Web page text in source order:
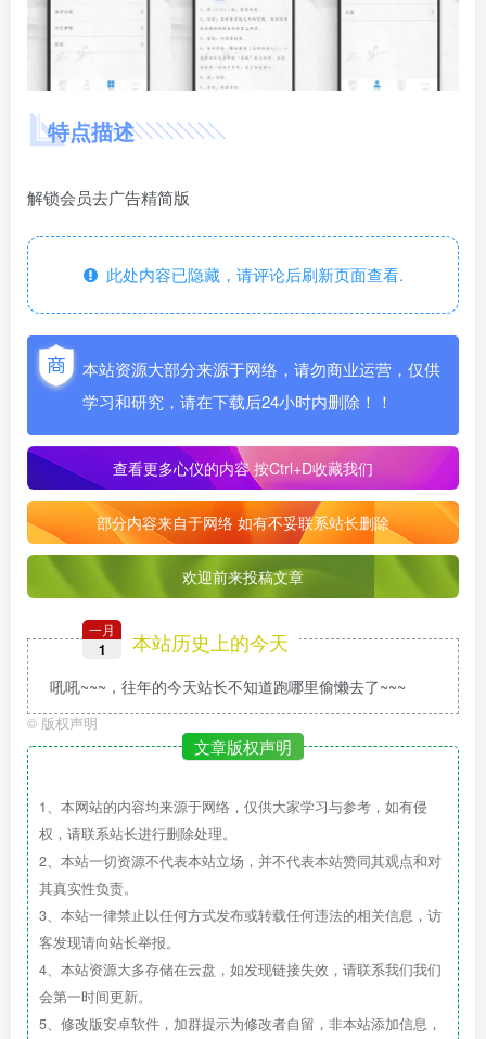
特点描述
解锁会员去广告精简版
此处内容已隐藏，请评论后刷新页面查看.
本站资源大部分来源于网络，请勿商业运营，仅供
学习和研究，请在下载后24小时内删除！！
查看更多心仪的内容按Ctrl+D收藏我们
部分内容来自于网络 如有不妥联系站长删除
欢迎前来投稿文章
一月
1 本站历史上的今天
吼吼~~~，往年的今天站长不知道跑哪里偷懒去了~~~
© 版权声明
文章版权声明
1、本网站的内容均来源于网络，仅供大家学习与参考，如有侵
权，请联系站长进行删除处理。
2、本站一切资源不代表本站立场，并不代表本站赞同其观点和对
其真实性负责。
3、本站一律禁止以任何方式发布或转载任何违法的相关信息，访
客发现请向站长举报。
4、本站资源大多存储在云盘，如发现链接失效，请联系我们我们
会第一时间更新。
5、修改版安卓软件，加群提示为修改者自留，非本站添加信息，